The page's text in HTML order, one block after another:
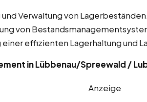
Verwaltung von Lagerbeständen.
von
effizienten Lagerhaltung und
in Lübbenau/Spreewald /
Anzeige